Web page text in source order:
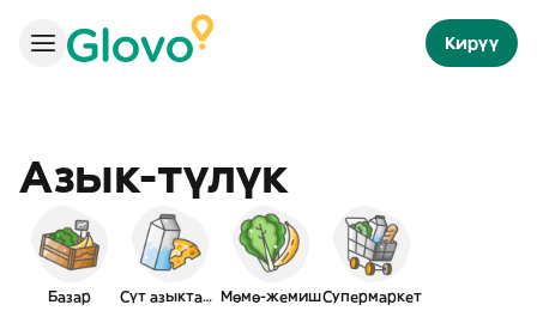
Кирүү
Азык-түлүк
Базар Сүт азыктары Мөмө-жемишСупермаркет